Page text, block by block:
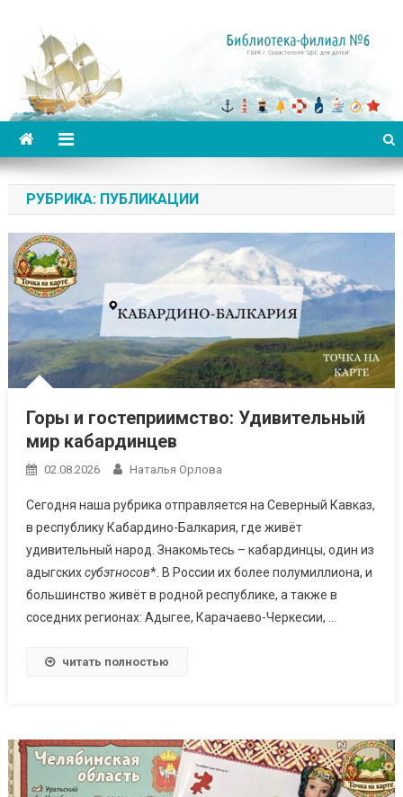
Библиотека-филиал №6 для
детей
РУБРИКА: ПУБЛИКАЦИИ
Горы и гостеприимство: Удивительный
мир кабардинцев
02.08.2026 Наталья Орлова
Сегодня наша рубрика отправляется на Северный Кавказ,
в республику Кабардино-Балкария, где живёт
удивительный народ. Знакомьтесь – кабардинцы, один из
адыгскихсубэтносов*. В России их более полумиллиона, и
большинство живёт в родной республике, а также в
соседних регионах: Адыгее, Карачаево-Черкесии, …
читать полностью